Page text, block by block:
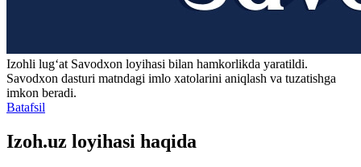
Izohli lugʻat Savodxon loyihasi bilan hamkorlikda yaratildi.
Savodxon dasturi matndagi imlo xatolarini aniqlash va tuzatishga
imkon beradi.
Batafsil
Izoh.uz loyihasi haqida